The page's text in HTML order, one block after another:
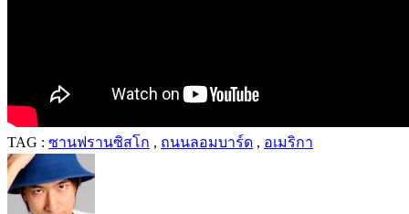
TAG : ซานฟรานซิสโก , ถนนลอมบาร์ด , อเมริกา